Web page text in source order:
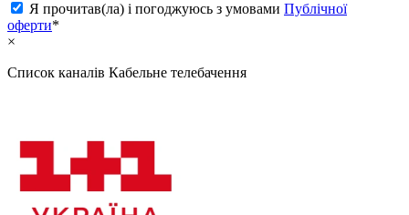
Я прочитав(ла) і погоджуюсь з умовами Публічної
оферти*
×
Список каналів Кабельне телебачення